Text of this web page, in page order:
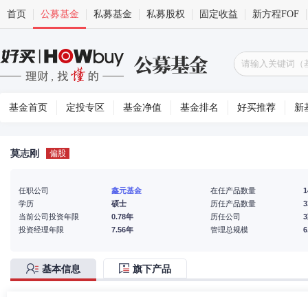
首页 公募基金 私募基金 私募股权 固定收益 新方程FOF
基金首页 定投专区 基金净值 基金排名 好买推荐 新
莫志刚 偏股
任职公司
鑫元基金
学历
硕士
当前公司投资年限
0.78年
投资经理年限
7.56年
在任产品数量
历任产品数量
历任公司
管理总规模
基本信息 旗下产品